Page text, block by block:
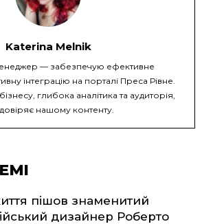
Katerina Melnik
— забезпечую ефективне
інтеграцію на порталі Преса Рівне.
глибока аналітика та аудиторія,
нашому контенту.
пішов знаменитий
дизайнер Роберто